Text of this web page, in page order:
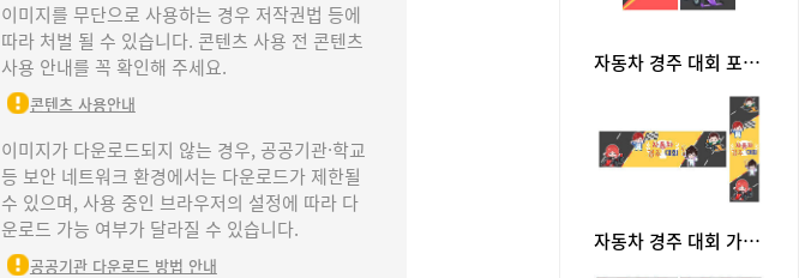
이미지를 무단으로 사용하는 경우 저작권법 등에
따라 처벌 될 수 있습니다. 콘텐츠 사용 전 콘텐츠
사용 안내를 꼭 확인해 주세요.
콘텐츠 사용안내
이미지가 다운로드되지 않는 경우, 공공기관·학교
등 보안 네트워크 환경에서는 다운로드가 제한될
수 있으며, 사용 중인 브라우저의 설정에 따라 다
운로드 가능 여부가 달라질 수 있습니다.
공공기관 다운로드 방법 안내
자동차 경주 대회 포스터(문구없음)
자동차 경주 대회 가로 세로 배너 만들기